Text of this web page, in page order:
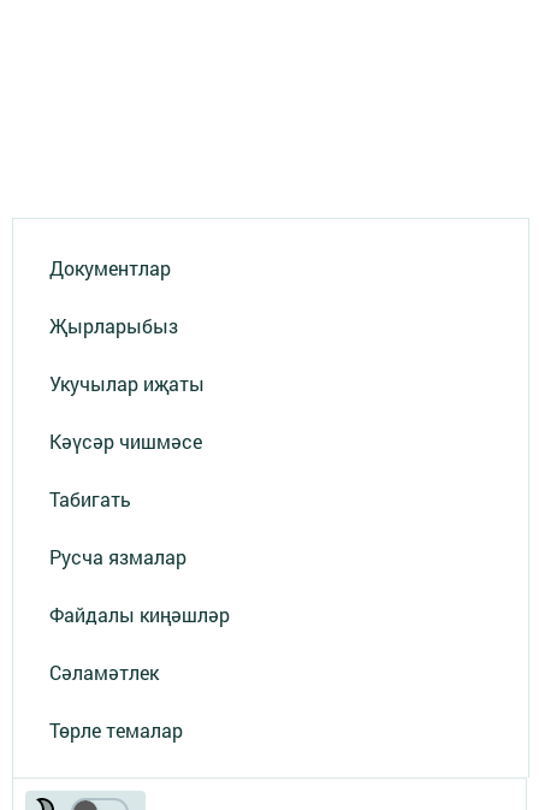
Документлар
Җырларыбыз
Укучылар иҗаты
Кәүсәр чишмәсе
Табигать
Русча язмалар
Файдалы киңәшләр
Сәламәтлек
Төрле темалар